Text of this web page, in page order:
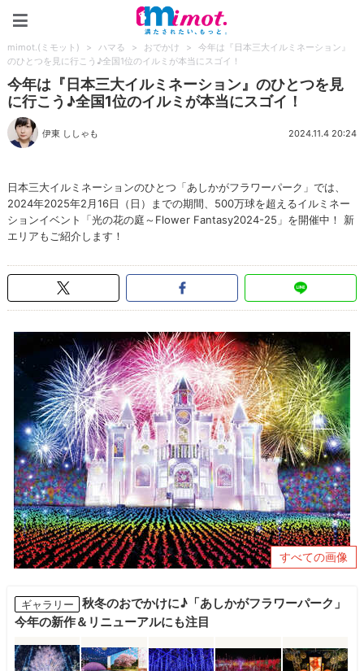
mimot.(ミモット) > ハマる > おでかけ >
今年は『日本三大イルミネーション』
のひとつを見に行こう♪全国1位のイルミが本当にスゴイ！
今年は『日本三大イルミネーション』のひとつを見
に行こう♪全国1位のイルミが本当にスゴイ！
伊東 ししゃも 2024.11.4 20:24
日本三大イルミネーションのひとつ「あしかがフラワーパーク」では、
2024年2025年2月16日（日）までの期間、500万球を超えるイルミネー
ションイベント「光の花の庭～Flower Fantasy2024-25」を開催中！ 新
エリアもご紹介します！
すべての画像
ギャラリー
秋冬のおでかけに♪「あしかがフラワーパーク」
今年の新作＆リニューアルにも注目